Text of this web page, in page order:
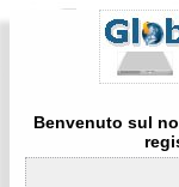
Benvenuto sul